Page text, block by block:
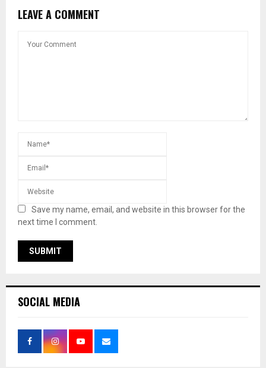
LEAVE A COMMENT
Save my name, email, and website in this browser for the
next time I comment.
SOCIAL MEDIA